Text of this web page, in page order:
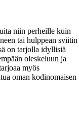
niin perheille kuin
tai hulppean sviitin
on tarjolla idyllisiä
oleskeluun ja
myös
oman kodinomaisen